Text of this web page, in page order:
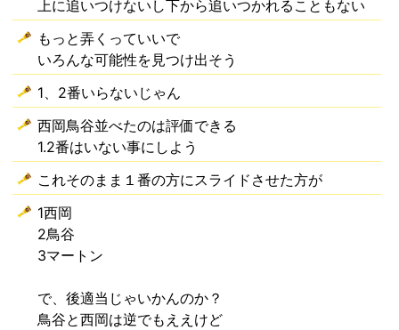
上に追いつけないし下から追いつかれることもない
もっと弄くっていいで
いろんな可能性を見つけ出そう
1、2番いらないじゃん
西岡鳥谷並べたのは評価できる
1.2番はいない事にしよう
これそのまま１番の方にスライドさせた方が
1西岡
2鳥谷
3マートン
で、後適当じゃいかんのか？
鳥谷と西岡は逆でもええけど